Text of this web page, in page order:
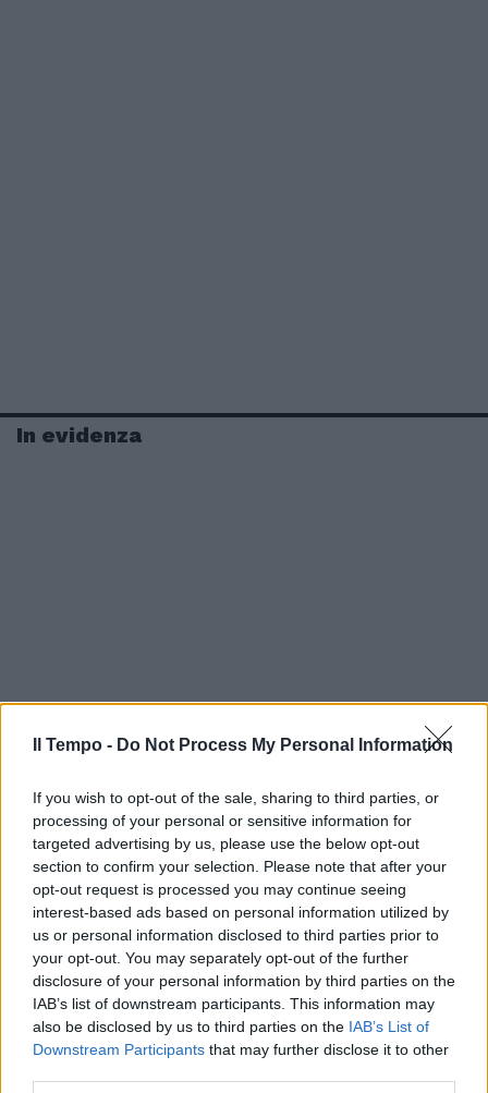
Il Tempo - Do Not Process My Personal Information
If you wish to opt-out of the sale, sharing to third parties, or
processing of your personal or sensitive information for
targeted advertising by us, please use the below opt-out
section to confirm your selection. Please note that after your
opt-out request is processed you may continue seeing
interest-based ads based on personal information utilized by
us or personal information disclosed to third parties prior to
your opt-out. You may separately opt-out of the further
disclosure of your personal information by third parties on the
IAB’s list of downstream participants. This information may
also be disclosed by us to third parties on the IAB’s List of
Downstream Participants that may further disclose it to other
In evidenza